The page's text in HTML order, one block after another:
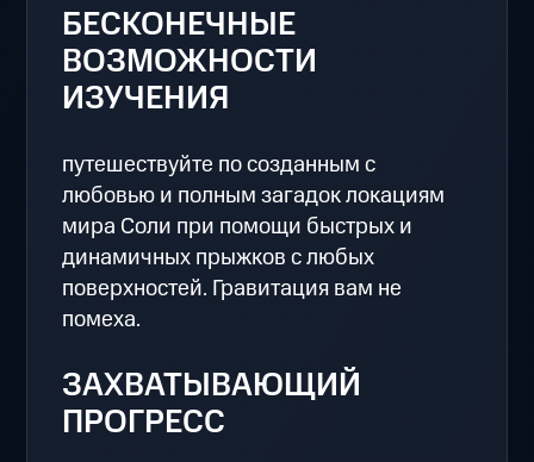
БЕСКОНЕЧНЫЕ
ВОЗМОЖНОСТИ
ИЗУЧЕНИЯ
путешествуйте по созданным с
любовью и полным загадок локациям
мира Соли при помощи быстрых и
динамичных прыжков с любых
поверхностей. Гравитация вам не
помеха.
ЗАХВАТЫВАЮЩИЙ
ПРОГРЕСС